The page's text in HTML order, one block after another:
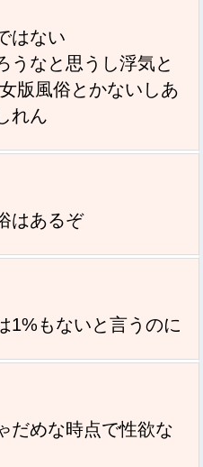
はない
うなと思うし浮気と
版風俗とかないしあ
れん
はあるぞ
1%もないと言うのに
だめな時点で性欲な